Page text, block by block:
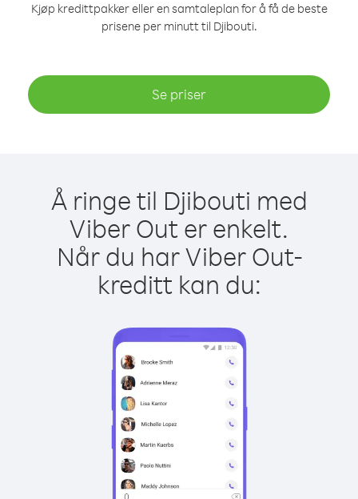
Kjøp kredittpakker eller en samtaleplan for å få de beste
prisene per minutt til Djibouti.
Se priser
Å ringe til Djibouti med
Viber Out er enkelt.
Når du har Viber Out-
kreditt kan du: